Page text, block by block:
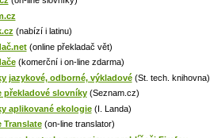
(nabízí i latinu)
(online překladač vět)
(komerční i on-line zdarma)
jazykové, odborné, výkladové(St. tech. knihovna)
překladové slovníky(Seznam.cz)
aplikované ekologie(I. Landa)
Translate(on-line translator)